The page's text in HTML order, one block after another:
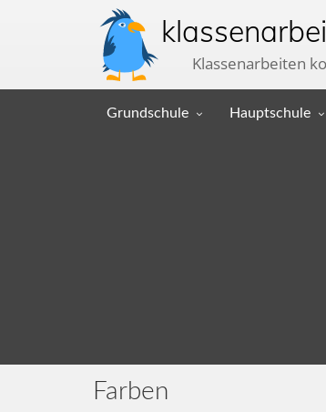
Klassenarbeiten
Grundschule Hauptschule
Farben